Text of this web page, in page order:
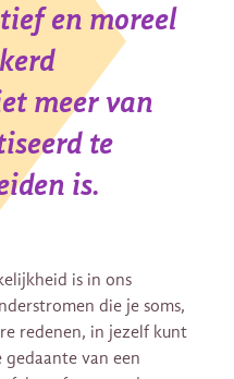
en moreel
meer van
te
is.
is in ons
die je soms,
redenen, in jezelf kunt
van een